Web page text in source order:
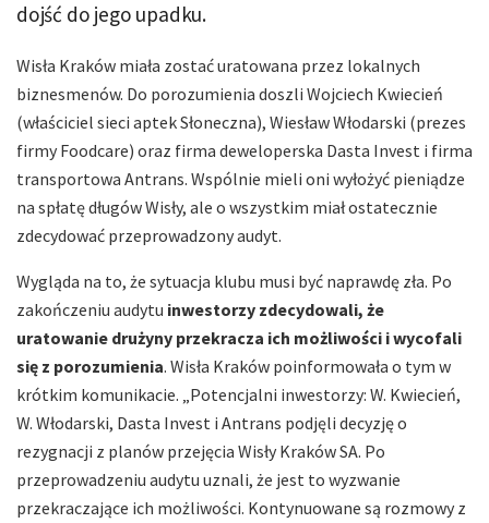
dojść do jego upadku.
Wisła Kraków miała zostać uratowana przez lokalnych
biznesmenów. Do porozumienia doszli Wojciech Kwiecień
(właściciel sieci aptek Słoneczna), Wiesław Włodarski (prezes
firmy Foodcare) oraz firma deweloperska Dasta Invest i firma
transportowa Antrans. Wspólnie mieli oni wyłożyć pieniądze
na spłatę długów Wisły, ale o wszystkim miał ostatecznie
zdecydować przeprowadzony audyt.
Wygląda na to, że sytuacja klubu musi być naprawdę zła. Po
zakończeniu audytu inwestorzy zdecydowali, że
uratowanie drużyny przekracza ich możliwości i wycofali
się z porozumienia. Wisła Kraków poinformowała o tym w
krótkim komunikacie. „Potencjalni inwestorzy: W. Kwiecień,
W. Włodarski, Dasta Invest i Antrans podjęli decyzję o
rezygnacji z planów przejęcia Wisły Kraków SA. Po
przeprowadzeniu audytu uznali, że jest to wyzwanie
przekraczające ich możliwości. Kontynuowane są rozmowy z